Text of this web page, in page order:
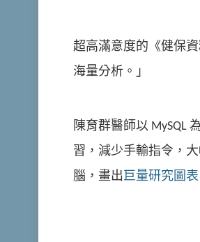
超高滿意度的《健保
海量分析。」
陳育群醫師以 MySQL
習，減少手輸指令，
腦，畫出巨量研究圖表